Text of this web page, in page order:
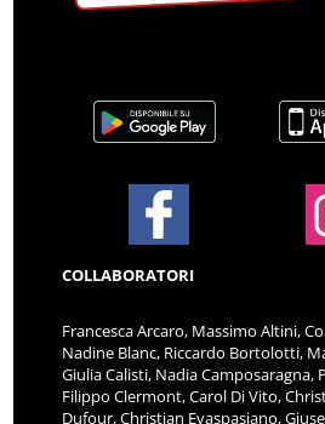
COLLABORATORI
Francesca Arcaro, Massimo Altini,
Nadine Blanc, Riccardo Bortolotti,
Giulia Calisti, Nadia Camposaragna,
Filippo Clermont, Carol Di Vito,
Dufour, Christian Evaspasiano,